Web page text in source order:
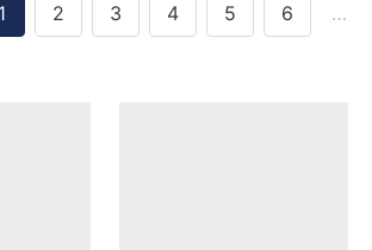
1 2 3 4 5 6 …